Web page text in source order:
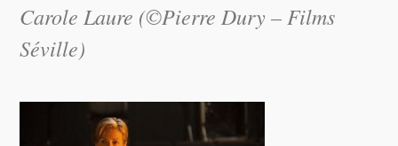
Carole Laure (©Pierre Dury – Films
Séville)